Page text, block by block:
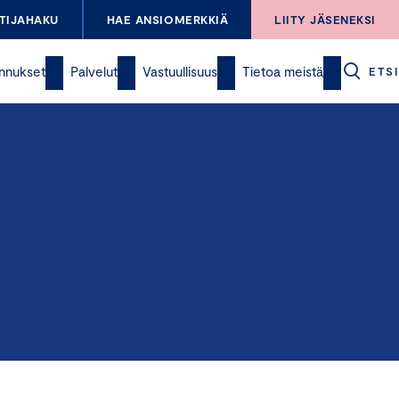
HAE ANSIOMERKKIÄ LIITY JÄSENEKSI
Palvelut Vastuullisuus Tietoa meistä ETSI